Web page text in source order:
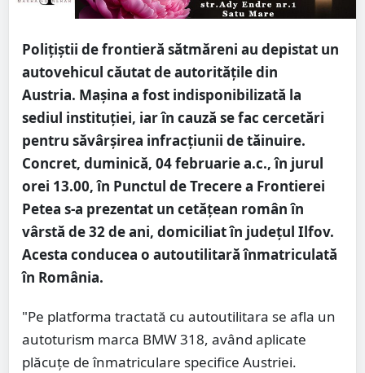
Poliţiştii de frontieră sătmăreni au depistat un
autovehicul căutat de autoritățile din
Austria. Mașina a fost indisponibilizată la
sediul instituției, iar în cauză se fac cercetări
pentru săvârșirea infracțiunii de tăinuire.
Concret, duminică, 04 februarie a.c., în jurul
orei 13.00, în Punctul de Trecere a Frontierei
Petea s-a prezentat un cetățean român în
vârstă de 32 de ani, domiciliat în județul Ilfov.
Acesta conducea o autoutilitară înmatriculată
în România.
"Pe platforma tractată cu autoutilitara se afla un
autoturism marca BMW 318, având aplicate
plăcuțe de înmatriculare specifice Austriei.